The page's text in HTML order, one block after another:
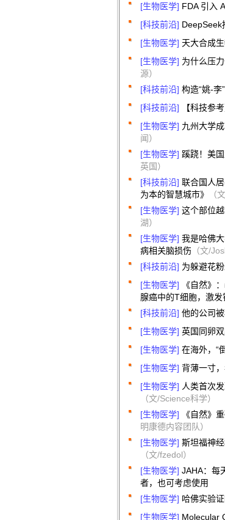
[生物医学] FDA 引入
[科技前沿] DeepSeek
[生物医学] 天大合成
[生物医学] 为什么压
源）
[科技前沿] 构造“姚-李
[科技前沿] 【科技参
[生物医学] 九州大学
闻）
[生物医学] 蹊跷！美
英国）
[科技前沿] 联合国人
为本的智慧城市》
（
[生物医学] 这个部位
湖）
[生物医学] 我是哈佛
病相关脑损伤 （文/
[科技前沿] 为躲避花
[生物医学]
《自然》
腺癌中的T细胞，激
[科技前沿] 他的公司
[生物医学] 英国同卵
[生物医学] 在海外，“
[生物医学] 背薄一寸
[生物医学] 人类首次
（文/Science科学）
[生物医学] 《自然》
明康德内容团队）
[生物医学] 斯坦福神
（文/fzedol）
[生物医学] JAHA：每
者，也可考虑使用
[生物医学] 哈佛实验
[生物医学] Molecular